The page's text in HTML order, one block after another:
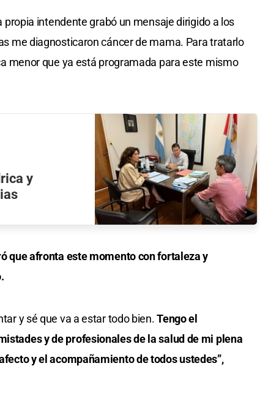
intendente grabó un mensaje dirigido a los
me diagnosticaron cáncer de mama. Para tratarlo
menor que ya está programada para este mismo
y
que afronta este momento con fortaleza y
y sé que va a estar todo bien.Tengo el
y de profesionales de la salud de mi plena
y el acompañamiento de todos ustedes”,